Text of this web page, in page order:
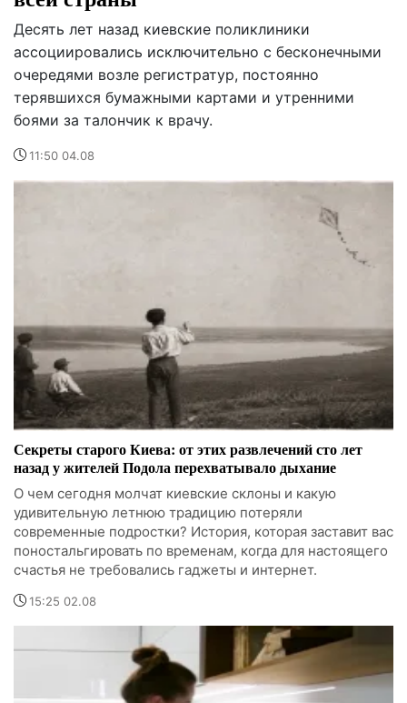
Десять лет назад киевские поликлиники
ассоциировались исключительно с бесконечными
очередями возле регистратур, постоянно
терявшихся бумажными картами и утренними
боями за талончик к врачу.
11:50 04.08
Секреты старого Киева: от этих развлечений сто лет
назад у жителей Подола перехватывало дыхание
О чем сегодня молчат киевские склоны и какую
удивительную летнюю традицию потеряли
современные подростки? История, которая заставит вас
поностальгировать по временам, когда для настоящего
счастья не требовались гаджеты и интернет.
15:25 02.08